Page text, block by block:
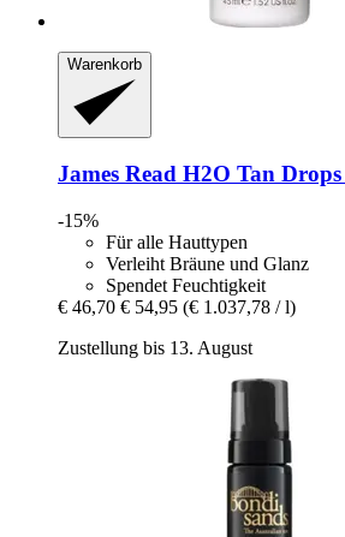
Warenkorb
James Read H2O Tan
-15%
Für alle Hauttypen
Verleiht Bräune und Glanz
Spendet Feuchtigkeit
€ 46,70 € 54,95 (€ 1.037,78 / l)
Zustellung bis 13. August